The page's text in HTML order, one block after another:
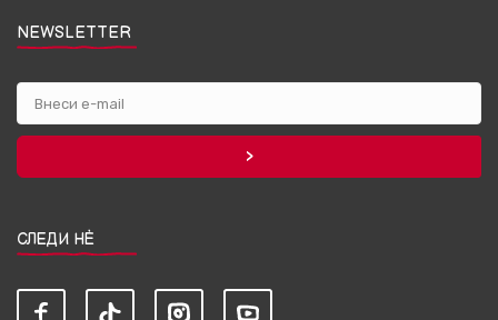
NEWSLETTER
СЛЕДИ НЀ